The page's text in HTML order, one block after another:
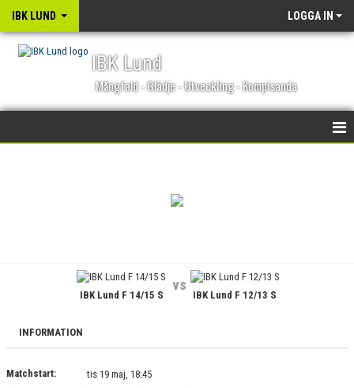
IBK LUND LOGGA IN
IBK Lund
Mångfald - Glädje - Utveckling - Kompisanda
BLI MEDLEM
PARTNERS
IBK Lund F 14/15 S
vs
IBK Lund F 12/13 S
INFORMATION
Matchstart:
tis 19 maj, 18:45